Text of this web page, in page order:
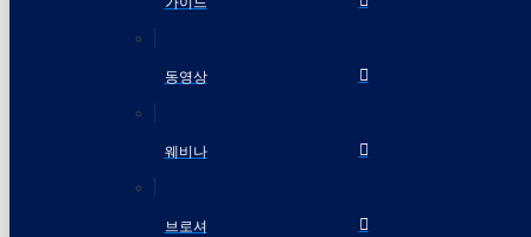
동영상
웨비나
브로셔